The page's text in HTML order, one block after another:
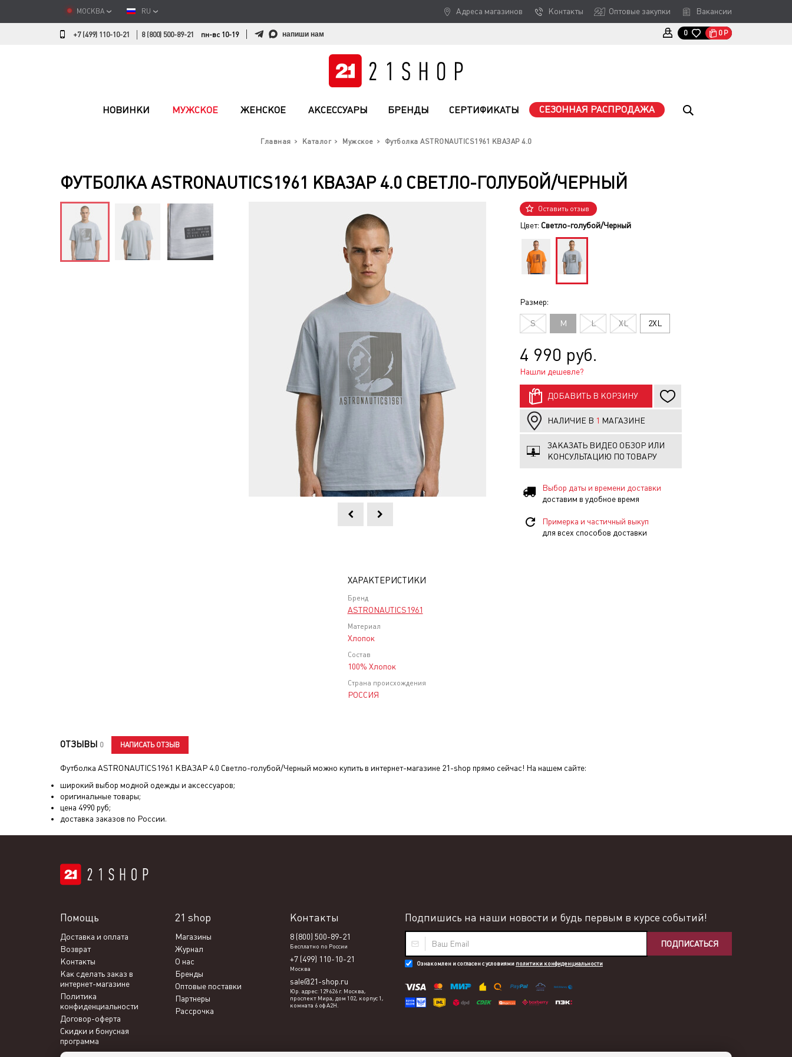
МОСКВА RU Адреса магазинов Контакты Оптовые закупки Вакансии
+7 (499) 110-10-21 8 (800) 500-89-21 пн-вс 10-19 напиши нам 0 0 Р
НОВИНКИ МУЖСКОЕ ЖЕНСКОЕ АКСЕССУАРЫ БРЕНДЫ СЕРТИФИКАТЫ СЕЗОННАЯ РАСПРОДАЖА
Главная Каталог Мужское Футболка ASTRONAUTICS1961 КВАЗАР 4.0
ФУТБОЛКА ASTRONAUTICS1961 КВАЗАР 4.0 СВЕТЛО-ГОЛУБОЙ/ЧЕРНЫЙ
Оставить отзыв
Цвет: Светло-голубой/Черный
Размер:
S M L XL 2XL
4 990 руб.
Нашли дешевле?
ДОБАВИТЬ В КОРЗИНУ
НАЛИЧИЕ В 1 МАГАЗИНЕ
ЗАКАЗАТЬ ВИДЕО ОБЗОР ИЛИ
КОНСУЛЬТАЦИЮ ПО ТОВАРУ
Выбор даты и времени доставки
доставим в удобное время
Примерка и частичный выкуп
для всех способов доставки
ХАРАКТЕРИСТИКИ
Бренд
ASTRONAUTICS1961
Материал
Хлопок
Состав
100% Хлопок
Страна происхождения
РОССИЯ
ОТЗЫВЫ 0 НАПИСАТЬ ОТЗЫВ
Футболка ASTRONAUTICS1961 КВАЗАР 4.0 Светло-голубой/Черный можно купить в интернет-магазине 21-shop прямо сейчас! На нашем сайте:
широкий выбор модной одежды и аксессуаров;
оригинальные товары;
цена 4990 руб;
доставка заказов по России.
Подпишись на наши новости и будь первым в курсе событий!
ПОДПИСАТЬСЯ
Ознакомлен и согласен с условиями политики конфиденциальности
21 shop
Магазины
Журнал
О нас
Бренды
Оптовые поставки
Партнеры
Рассрочка
Помощь
Доставка и оплата
Возврат
Контакты
Как сделать заказ в
интернет-магазине
Политика
конфиденциальности
Договор-оферта
Скидки и бонусная
программа
Контакты
8 (800) 500-89-21
Бесплатно по России
+7 (499) 110-10-21
Москва
sale@21-shop.ru
Юр. адрес: 129626 г. Москва,
проспект Мира, дом 102, корпус 1,
комната 6 оф А2Н.